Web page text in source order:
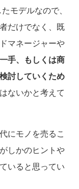
モデルなので、
だけでなく、既
マネージャーや
手、もしくは商
討していくため
ないかと考えて
にモノを売るこ
しかのヒントや
いると思ってい